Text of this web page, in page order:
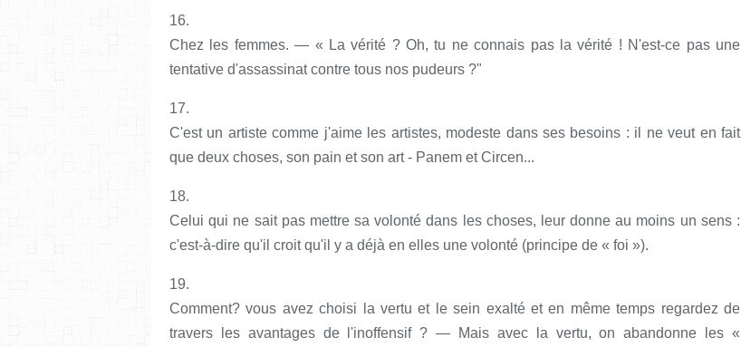
16.
Chez les femmes. — « La vérité ? Oh, tu ne connais pas la vérité ! N'est-ce pas une
tentative d'assassinat contre tous nos pudeurs ?"
17.
C'est un artiste comme j'aime les artistes, modeste dans ses besoins : il ne veut en fait
que deux choses, son pain et son art - Panem et Circen...
18.
Celui qui ne sait pas mettre sa volonté dans les choses, leur donne au moins un sens :
c'est-à-dire qu'il croit qu'il y a déjà en elles une volonté (principe de « foi »).
19.
Comment? vous avez choisi la vertu et le sein exalté et en même temps regardez de
travers les avantages de l'inoffensif ? — Mais avec la vertu, on abandonne les «